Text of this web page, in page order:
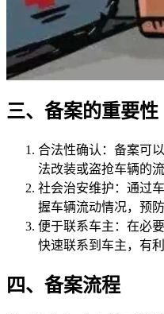
三、备案的重要性
合法性确认：备案可
法改装或盗抢车辆的流
社会治安维护：通过
握车辆流动情况，预
便于联系车主：在必
快速联系到车主，有
四、备案流程